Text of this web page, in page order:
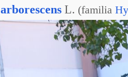
arborescens L. (familia